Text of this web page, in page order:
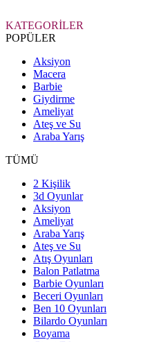
KATEGORİLER
POPÜLER
Aksiyon
Macera
Barbie
Giydirme
Ameliyat
Ateş ve Su
Araba Yarış
TÜMÜ
2 Kişilik
3d Oyunlar
Aksiyon
Ameliyat
Araba Yarış
Ateş ve Su
Atış Oyunları
Balon Patlatma
Barbie Oyunları
Beceri Oyunları
Ben 10 Oyunları
Bilardo Oyunları
Boyama